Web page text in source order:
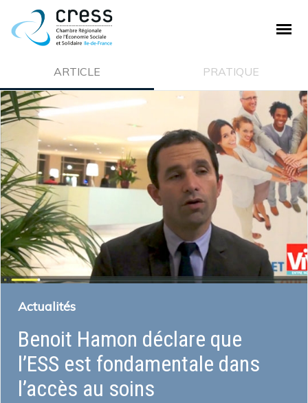
ARTICLE PRATIQUE
Actualités
Benoit Hamon déclare que
l’ESS est fondamentale dans
l’accès au soins
PLAN DE SITE
La CRESS
Qui sommes nous ?
Nos missions
Ecosystème de la CRESS
Offre de service
Adhésion à la CRESS
Emploi et stage
Qu’est-ce que l’économie sociale et solidaire
Institutions et acteurs
La loi ESS
Histoire de l’économie sociale et solidaire